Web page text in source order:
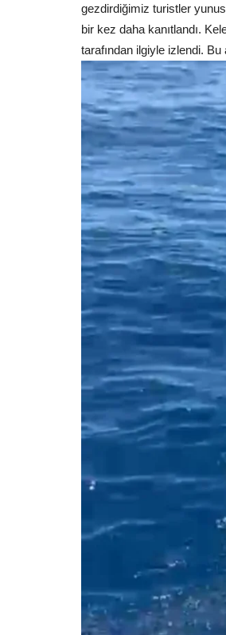
gezdirdiğimiz turistler
bir kez daha kanıtlandı.
tarafından ilgiyle izlendi. Bu